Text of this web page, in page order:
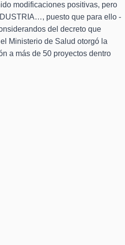
modificaciones positivas, pero
puesto que para ello -
del decreto que
Ministerio de Salud otorgó la
a más de 50 proyectos dentro